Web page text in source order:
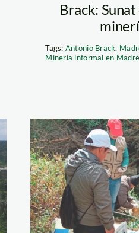
Brack:
Tags: Antonio Brack,
Minería informal en